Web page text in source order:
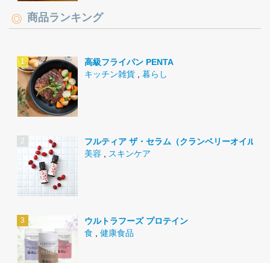
商品ランキング
高級フライパン PENTA
キッチン雑貨
暮らし
フルティア ザ・セラム（クランベリーオイル）
美容
スキンケア
ウルトラフーズ プロテイン
食
健康食品